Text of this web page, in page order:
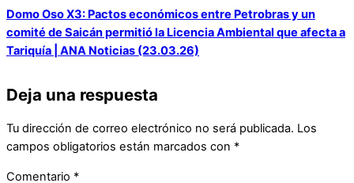
Domo Oso X3: Pactos económicos entre Petrobras y un
comité de Saicán permitió la Licencia Ambiental que afecta a
Tariquía | ANA Noticias (23.03.26)
Deja una respuesta
Tu dirección de correo electrónico no será publicada. Los
campos obligatorios están marcados con *
Comentario *